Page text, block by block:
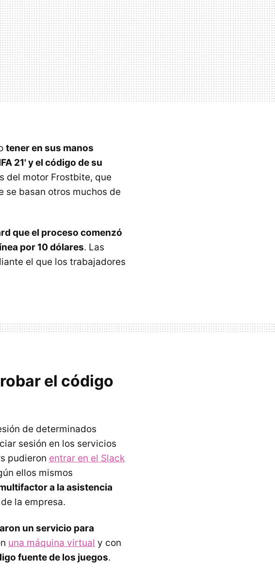
tener en sus manos
21' y el código de su
del motor Frostbite, que
se basan otros muchos de
que el proceso comenzó
por 10 dólares. Las
el que los trabajadores
el código
de determinados
sesión en los servicios
pudieron entrar en el Slack
ellos mismos
a la asistencia
de la empresa.
un servicio para
una máquina virtual y con
fuente de los juegos.